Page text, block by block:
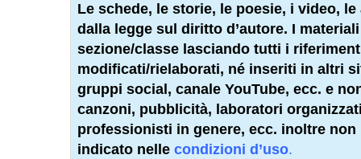
Le schede, le storie, le poesie, i video,
dalla legge sul diritto d’autore. I
sezione/classe lasciando tutti i
modificati/rielaborati, né inseriti in altri
gruppi social, canale YouTube, ecc. e
canzoni, pubblicità, laboratori
professionisti in genere, ecc. inoltre
indicato nelle condizioni d’uso.